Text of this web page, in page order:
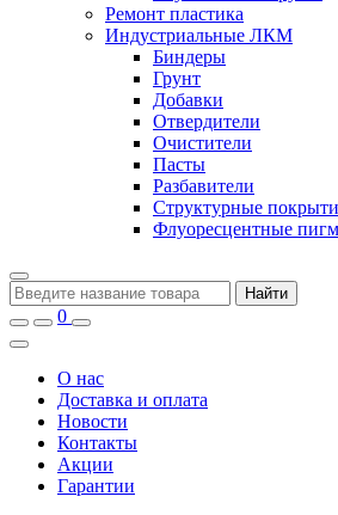
Ремонт пластика
Индустриальные ЛКМ
Биндеры
Грунт
Добавки
Отвердители
Очистители
Пасты
Разбавители
Структурные
Флуоресцентные
Найти
0
О нас
Доставка и оплата
Новости
Контакты
Акции
Гарантии